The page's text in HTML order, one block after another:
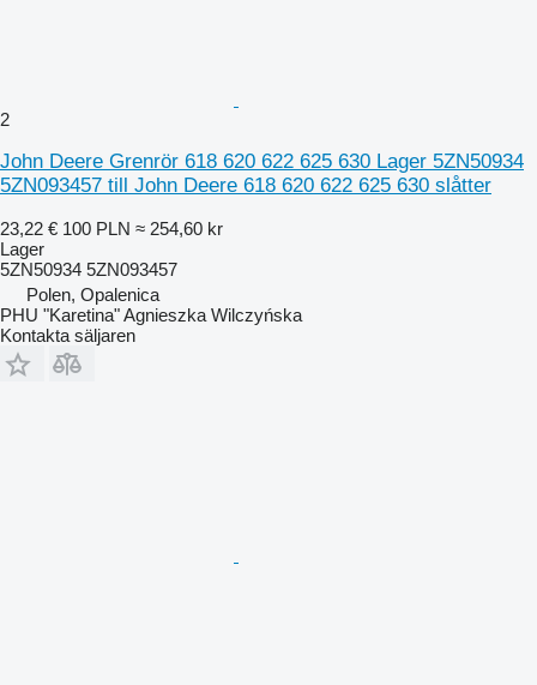
2
John Deere Grenrör 618 620 622 625 630 Lager 5ZN50934
5ZN093457 till John Deere 618 620 622 625 630 slåtter
23,22 € 100 PLN ≈ 254,60 kr
Lager
5ZN50934 5ZN093457
Polen, Opalenica
PHU "Karetina" Agnieszka Wilczyńska
Kontakta säljaren